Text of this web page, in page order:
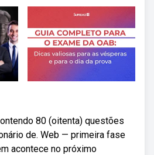
80 (oitenta) questões
de. Web — primeira fase
acontece no próximo